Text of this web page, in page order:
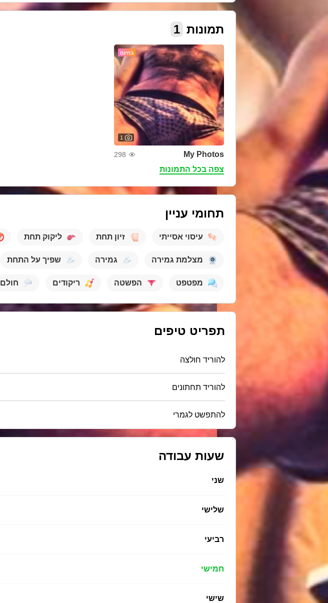
תמונות 1
בחינם
1
My Photos
298
צפה בכל התמונות
תחומי עניין
עיסוי אסייתי זיון תחת ליקוק תחת
מצלמת גמירה גמירה שפיך על התחת
מפטפט הפשטה ריקודים חולם
תפריט טיפים
להוריד חולצה
להוריד תחתונים
להתפשט לגמרי
שעות עבודה
שני
שלישי
רביעי
חמישי
שישי